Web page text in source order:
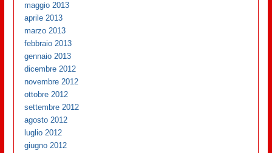
maggio 2013
aprile 2013
marzo 2013
febbraio 2013
gennaio 2013
dicembre 2012
novembre 2012
ottobre 2012
settembre 2012
agosto 2012
luglio 2012
giugno 2012